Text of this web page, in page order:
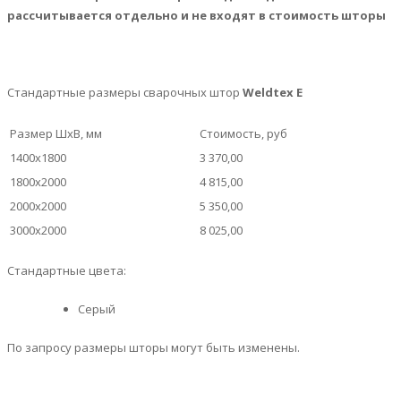
рассчитывается отдельно и не входят в стоимость шторы
Стандартные размеры сварочных штор Weldtex E
Размер ШхВ, мм
Стоимость, руб
1400х1800
3 370,00
1800х2000
4 815,00
2000х2000
5 350,00
3000х2000
8 025,00
Стандартные цвета:
Серый
По запросу размеры шторы могут быть изменены.